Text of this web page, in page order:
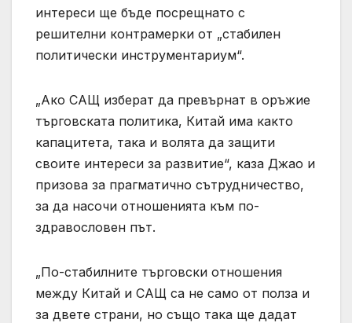
интереси ще бъде посрещнато с
решителни контрамерки от „стабилен
политически инструментариум“.
„Ако САЩ изберат да превърнат в оръжие
търговската политика, Китай има както
капацитета, така и волята да защити
своите интереси за развитие“, каза Джао и
призова за прагматично сътрудничество,
за да насочи отношенията към по-
здравословен път.
„По-стабилните търговски отношения
между Китай и САЩ са не само от полза и
за двете страни, но също така ще дадат